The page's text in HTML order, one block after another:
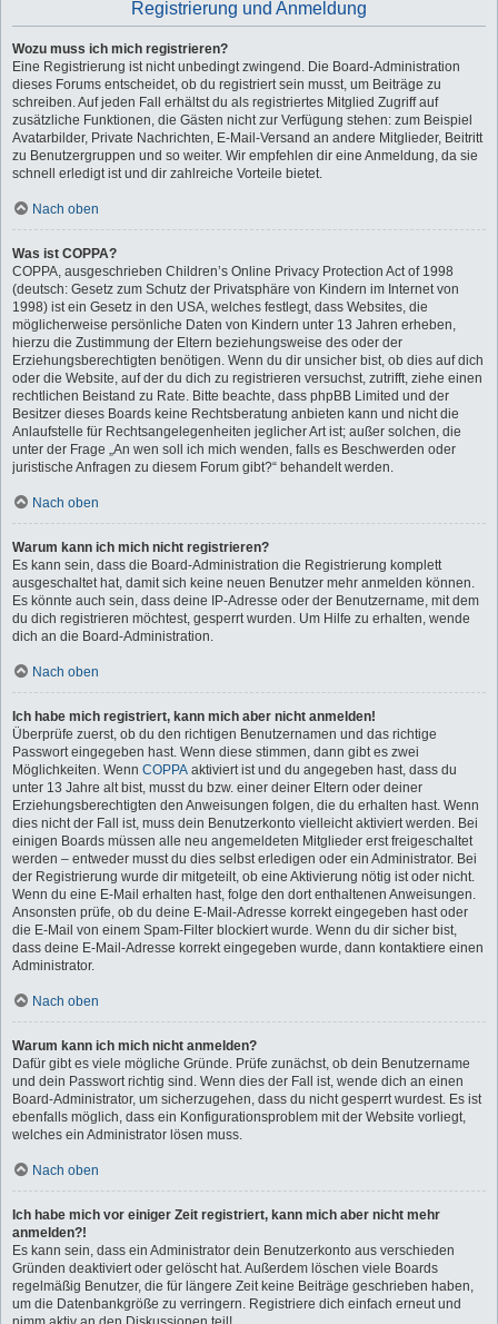
Registrierung und Anmeldung
Wozu muss ich mich registrieren?
Eine Registrierung ist nicht unbedingt zwingend. Die Board-Administration
dieses Forums entscheidet, ob du registriert sein musst, um Beiträge zu
schreiben. Auf jeden Fall erhältst du als registriertes Mitglied Zugriff auf
zusätzliche Funktionen, die Gästen nicht zur Verfügung stehen: zum Beispiel
Avatarbilder, Private Nachrichten, E-Mail-Versand an andere Mitglieder, Beitritt
zu Benutzergruppen und so weiter. Wir empfehlen dir eine Anmeldung, da sie
schnell erledigt ist und dir zahlreiche Vorteile bietet.
Nach oben
Was ist COPPA?
COPPA, ausgeschrieben Children’s Online Privacy Protection Act of 1998
(deutsch: Gesetz zum Schutz der Privatsphäre von Kindern im Internet von
1998) ist ein Gesetz in den USA, welches festlegt, dass Websites, die
möglicherweise persönliche Daten von Kindern unter 13 Jahren erheben,
hierzu die Zustimmung der Eltern beziehungsweise des oder der
Erziehungsberechtigten benötigen. Wenn du dir unsicher bist, ob dies auf dich
oder die Website, auf der du dich zu registrieren versuchst, zutrifft, ziehe einen
rechtlichen Beistand zu Rate. Bitte beachte, dass phpBB Limited und der
Besitzer dieses Boards keine Rechtsberatung anbieten kann und nicht die
Anlaufstelle für Rechtsangelegenheiten jeglicher Art ist; außer solchen, die
unter der Frage „An wen soll ich mich wenden, falls es Beschwerden oder
juristische Anfragen zu diesem Forum gibt?“ behandelt werden.
Nach oben
Warum kann ich mich nicht registrieren?
Es kann sein, dass die Board-Administration die Registrierung komplett
ausgeschaltet hat, damit sich keine neuen Benutzer mehr anmelden können.
Es könnte auch sein, dass deine IP-Adresse oder der Benutzername, mit dem
du dich registrieren möchtest, gesperrt wurden. Um Hilfe zu erhalten, wende
dich an die Board-Administration.
Nach oben
Ich habe mich registriert, kann mich aber nicht anmelden!
Überprüfe zuerst, ob du den richtigen Benutzernamen und das richtige
Passwort eingegeben hast. Wenn diese stimmen, dann gibt es zwei
Möglichkeiten. Wenn COPPA aktiviert ist und du angegeben hast, dass du
unter 13 Jahre alt bist, musst du bzw. einer deiner Eltern oder deiner
Erziehungsberechtigten den Anweisungen folgen, die du erhalten hast. Wenn
dies nicht der Fall ist, muss dein Benutzerkonto vielleicht aktiviert werden. Bei
einigen Boards müssen alle neu angemeldeten Mitglieder erst freigeschaltet
werden – entweder musst du dies selbst erledigen oder ein Administrator. Bei
der Registrierung wurde dir mitgeteilt, ob eine Aktivierung nötig ist oder nicht.
Wenn du eine E-Mail erhalten hast, folge den dort enthaltenen Anweisungen.
Ansonsten prüfe, ob du deine E-Mail-Adresse korrekt eingegeben hast oder
die E-Mail von einem Spam-Filter blockiert wurde. Wenn du dir sicher bist,
dass deine E-Mail-Adresse korrekt eingegeben wurde, dann kontaktiere einen
Administrator.
Nach oben
Warum kann ich mich nicht anmelden?
Dafür gibt es viele mögliche Gründe. Prüfe zunächst, ob dein Benutzername
und dein Passwort richtig sind. Wenn dies der Fall ist, wende dich an einen
Board-Administrator, um sicherzugehen, dass du nicht gesperrt wurdest. Es ist
ebenfalls möglich, dass ein Konfigurationsproblem mit der Website vorliegt,
welches ein Administrator lösen muss.
Nach oben
Ich habe mich vor einiger Zeit registriert, kann mich aber nicht mehr
anmelden?!
Es kann sein, dass ein Administrator dein Benutzerkonto aus verschieden
Gründen deaktiviert oder gelöscht hat. Außerdem löschen viele Boards
regelmäßig Benutzer, die für längere Zeit keine Beiträge geschrieben haben,
um die Datenbankgröße zu verringern. Registriere dich einfach erneut und